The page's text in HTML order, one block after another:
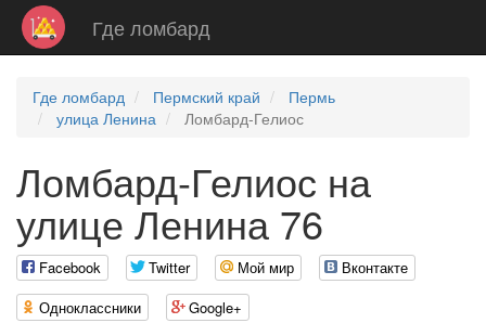
Где ломбард
Где ломбард Пермский край
Пермь
улица Ленина
Ломбард-Гелиос
Ломбард-Гелиос на
улице Ленина 76
Facebook Twitter Мой мир
Вконтакте
Одноклассники
Google+